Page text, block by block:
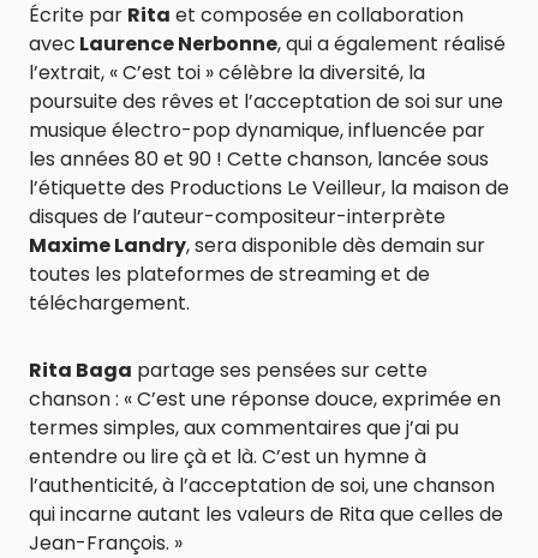
Écrite par Rita et composée en collaboration
avec Laurence Nerbonne, qui a également réalisé
l’extrait, « C’est toi » célèbre la diversité, la
poursuite des rêves et l’acceptation de soi sur une
musique électro-pop dynamique, influencée par
les années 80 et 90 ! Cette chanson, lancée sous
l’étiquette des Productions Le Veilleur, la maison de
disques de l’auteur-compositeur-interprète
Maxime Landry, sera disponible dès demain sur
toutes les plateformes de streaming et de
téléchargement.
Rita Baga partage ses pensées sur cette
chanson : « C’est une réponse douce, exprimée en
termes simples, aux commentaires que j’ai pu
entendre ou lire çà et là. C’est un hymne à
l’authenticité, à l’acceptation de soi, une chanson
qui incarne autant les valeurs de Rita que celles de
Jean-François. »